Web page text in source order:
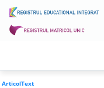
ArticolText